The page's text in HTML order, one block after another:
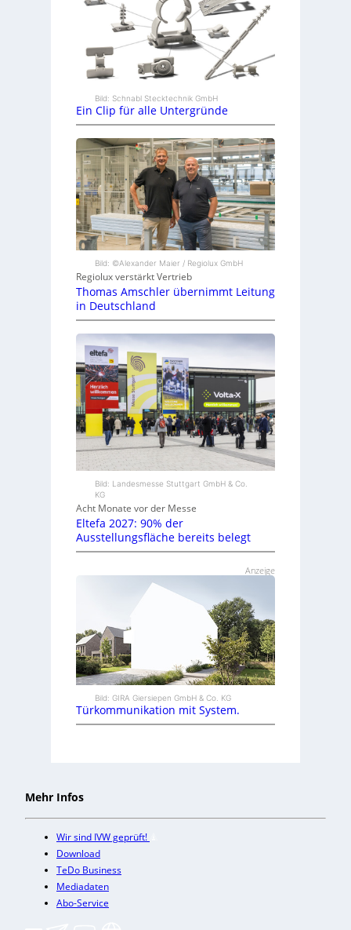
Bild: Schnabl Stecktechnik GmbH
Ein Clip für alle Untergründe
Bild: ©Alexander Maier / Regiolux GmbH
Regiolux verstärkt Vertrieb
Thomas Amschler übernimmt Leitung
in Deutschland
Bild: Landesmesse Stuttgart GmbH & Co.
KG
Acht Monate vor der Messe
Eltefa 2027: 90% der
Ausstellungsfläche bereits belegt
Anzeige
Bild: GIRA Giersiepen GmbH & Co. KG
Türkommunikation mit System.
Mehr Infos
Wir sind IVW geprüft!
Download
TeDo Business
Mediadaten
Abo-Service